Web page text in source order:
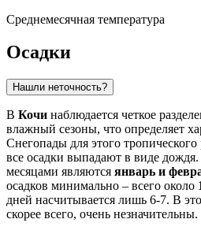
Среднемесячная температура
Осадки
Нашли неточность?
В Кочи наблюдается четкое
влажный сезоны, что определяет
Снегопады для этого
все осадки выпадают в виде
месяцами являются январь и
осадков минимально – всего около
дней насчитывается лишь 6-7. В
скорее всего, очень незначительны.